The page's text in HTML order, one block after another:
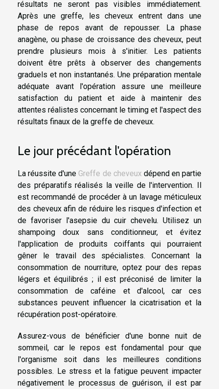
résultats ne seront pas visibles immédiatement.
Après une greffe, les cheveux entrent dans une
phase de repos avant de repousser. La phase
anagène, ou phase de croissance des cheveux, peut
prendre plusieurs mois à s'initier. Les patients
doivent être prêts à observer des changements
graduels et non instantanés. Une préparation mentale
adéquate avant l'opération assure une meilleure
satisfaction du patient et aide à maintenir des
attentes réalistes concernant le timing et l'aspect des
résultats finaux de la greffe de cheveux.
Le jour précédant l'opération
La réussite d'une Greffe de cheveux dépend en partie
des préparatifs réalisés la veille de l'intervention. Il
est recommandé de procéder à un lavage méticuleux
des cheveux afin de réduire les risques d'infection et
de favoriser l'asepsie du cuir chevelu. Utilisez un
shampoing doux sans conditionneur, et évitez
l'application de produits coiffants qui pourraient
gêner le travail des spécialistes. Concernant la
consommation de nourriture, optez pour des repas
légers et équilibrés ; il est préconisé de limiter la
consommation de caféine et d'alcool, car ces
substances peuvent influencer la cicatrisation et la
récupération post-opératoire.
Assurez-vous de bénéficier d'une bonne nuit de
sommeil, car le repos est fondamental pour que
l'organisme soit dans les meilleures conditions
possibles. Le stress et la fatigue peuvent impacter
négativement le processus de guérison, il est par